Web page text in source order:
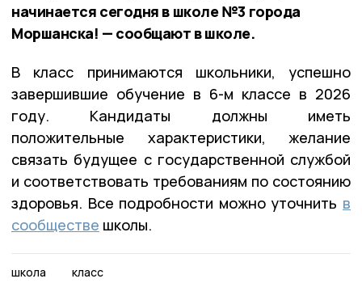
начинается сегодня в школе №3 города
Моршанска! — сообщают в школе.
В класс принимаются школьники, успешно
завершившие обучение в 6-м классе в 2026
году. Кандидаты должны иметь
положительные характеристики, желание
связать будущее с государственной службой
и соответствовать требованиям по состоянию
здоровья. Все подробности можно уточнить в
сообществе школы.
школа класс